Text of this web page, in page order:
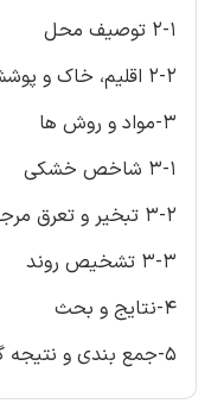
2-1 توصیف محل
2-2 اقلیم، خاک و پوشش گیاهی
3-مواد و روش ها
3-1 شاخص خشکی
3-2 تبخیر و تعرق مرجع
3-3 تشخیص روند
4-نتایج و بحث
5-جمع بندی و نتیجه گیری